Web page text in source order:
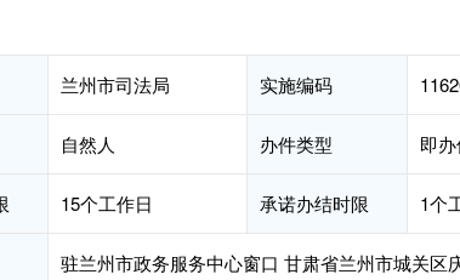
兰州市司法局 实施编码
自然人 办件类型 即
15个工作日 承诺办结时限 1个
驻兰州市政务服务中心窗口 甘肃省兰州市城关区